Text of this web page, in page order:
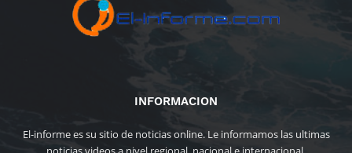
INFORMACION
El-informe es su sitio de noticias online. Le informamos las ultimas